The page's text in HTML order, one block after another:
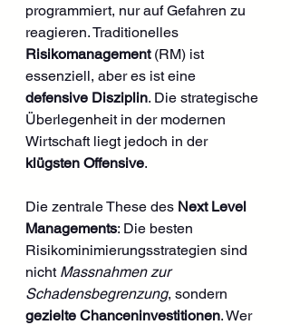
programmiert, nur auf Gefahren zu
reagieren. Traditionelles
Risikomanagement (RM) ist
essenziell, aber es ist eine
defensive Disziplin. Die strategische
Überlegenheit in der modernen
Wirtschaft liegt jedoch in der
klügsten Offensive.
Die zentrale These des Next Level
Managements: Die besten
Risikominimierungsstrategien sind
nicht Massnahmen zur
Schadensbegrenzung, sondern
gezielte Chanceninvestitionen. Wer